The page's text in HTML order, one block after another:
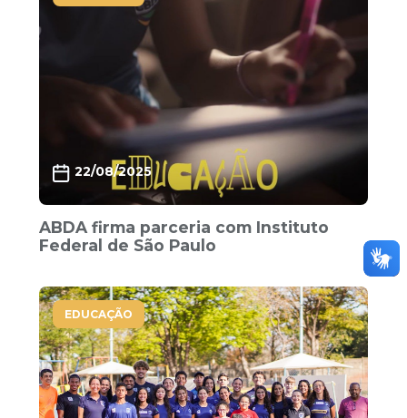
22/08/2025
ABDA firma parceria com Instituto
Federal de São Paulo
EDUCAÇÃO